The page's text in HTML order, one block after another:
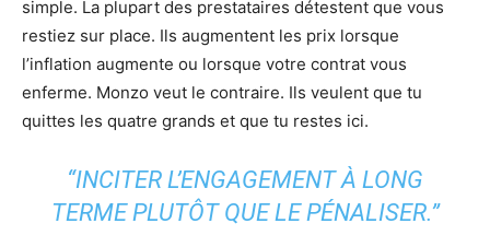
simple. La plupart des prestataires détestent que vous
restiez sur place. Ils augmentent les prix lorsque
l’inflation augmente ou lorsque votre contrat vous
enferme. Monzo veut le contraire. Ils veulent que tu
quittes les quatre grands et que tu restes ici.
“INCITER L’ENGAGEMENT À LONG
TERME PLUTÔT QUE LE PÉNALISER.”